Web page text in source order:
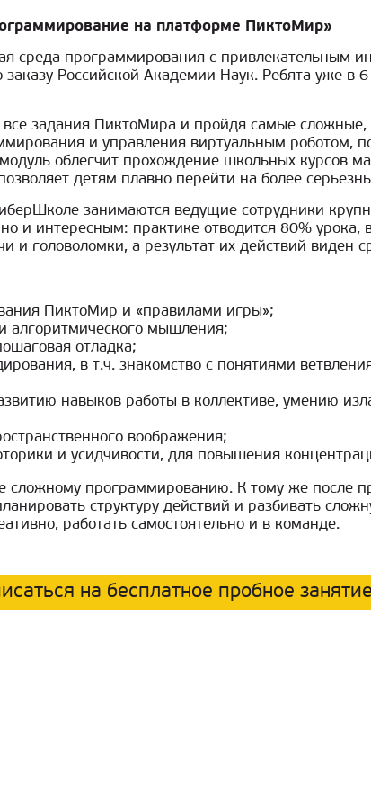
на платформе ПиктоМир»
среда программирования с привлекательным
Российской Академии Наук. Ребята уже в
задания ПиктоМира и пройдя самые
и управления виртуальным роботом,
облегчит прохождение школьных курсов
детям плавно перейти на более
занимаются ведущие сотрудники
и интересным: практике отводится 80% урока,
и головоломки, а результат их действий виден
ПиктоМир и «правилами игры»;
алгоритмического мышления;
отладка;
в т.ч. знакомство с понятиями
навыков работы в коллективе, умению
воображения;
и усидчивости, для повышения
сложному программированию. К тому же после
структуру действий и разбивать
работать самостоятельно и в команде.
на бесплатное пробное